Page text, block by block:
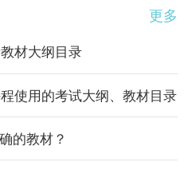
更多
材大纲目录
使用的考试大纲、教材目录
的教材？